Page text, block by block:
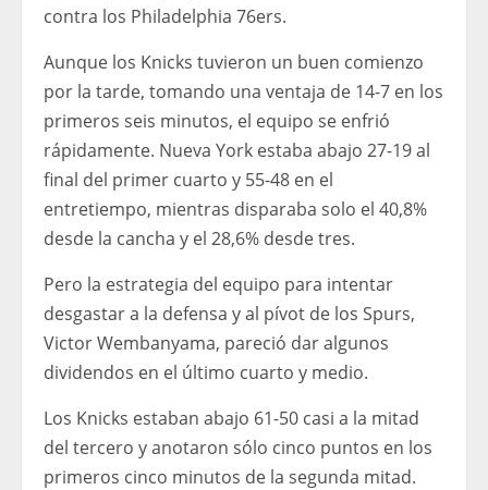
contra los Philadelphia 76ers.
Aunque los Knicks tuvieron un buen comienzo
por la tarde, tomando una ventaja de 14-7 en los
primeros seis minutos, el equipo se enfrió
rápidamente. Nueva York estaba abajo 27-19 al
final del primer cuarto y 55-48 en el
entretiempo, mientras disparaba solo el 40,8%
desde la cancha y el 28,6% desde tres.
Pero la estrategia del equipo para intentar
desgastar a la defensa y al pívot de los Spurs,
Victor Wembanyama, pareció dar algunos
dividendos en el último cuarto y medio.
Los Knicks estaban abajo 61-50 casi a la mitad
del tercero y anotaron sólo cinco puntos en los
primeros cinco minutos de la segunda mitad.